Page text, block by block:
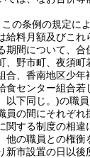
の条例の規定に
給料月額及びこれ
期間について、合
、野市町、夜須
合、香南地区少年
食センター組合
以下同じ。)の職
員の間にそれぞ
関する制度の相違
他の職員との権衡
新市設置の日以